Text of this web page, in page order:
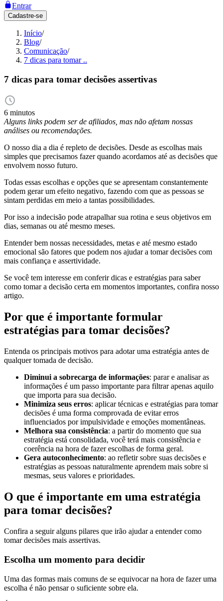
Entrar
Cadastre-se
Início/
Blog/
Comunicação/
7 dicas para tomar ..
7 dicas para tomar decisões assertivas
6 minutos
Alguns links podem ser de afiliados, mas não afetam nossas
análises ou recomendações.
O nosso dia a dia é repleto de decisões. Desde as escolhas mais
simples que precisamos fazer quando acordamos até as decisões que
envolvem nosso futuro.
Todas essas escolhas e opções que se apresentam constantemente
podem gerar um efeito negativo, fazendo com que as pessoas se
sintam perdidas em meio a tantas possibilidades.
Por isso a indecisão pode atrapalhar sua rotina e seus objetivos em
dias, semanas ou até mesmo meses.
Entender bem nossas necessidades, metas e até mesmo estado
emocional são fatores que podem nos ajudar a tomar decisões com
mais confiança e assertividade.
Se você tem interesse em conferir dicas e estratégias para saber
como tomar a decisão certa em momentos importantes, confira nosso
artigo.
Por que é importante formular
estratégias para tomar decisões?
Entenda os principais motivos para adotar uma estratégia antes de
qualquer tomada de decisão.
Diminui a sobrecarga de informações: parar e analisar as
informações é um passo importante para filtrar apenas aquilo
que importa para sua decisão.
Minimiza seus erros: aplicar técnicas e estratégias para tomar
decisões é uma forma comprovada de evitar erros
influenciados por impulsividade e emoções momentâneas.
Melhora sua consistência: a partir do momento que sua
estratégia está consolidada, você terá mais consistência e
coerência na hora de fazer escolhas de forma geral.
Gera autoconhecimento: ao refletir sobre suas decisões e
estratégias as pessoas naturalmente aprendem mais sobre si
mesmas, seus valores e prioridades.
O que é importante em uma estratégia
para tomar decisões?
Confira a seguir alguns pilares que irão ajudar a entender como
tomar decisões mais assertivas.
Escolha um momento para decidir
Uma das formas mais comuns de se equivocar na hora de fazer uma
escolha é não pensar o suficiente sobre ela.